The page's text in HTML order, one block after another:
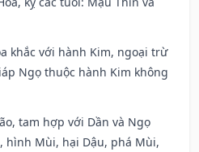
khắc với hành Kim, ngoại trừ
Ngọ thuộc hành Kim không
tam hợp với Dần và Ngọ
hình Mùi, hại Dậu, phá Mùi,